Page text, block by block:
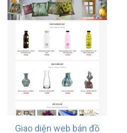
Giao diện web bán đồ